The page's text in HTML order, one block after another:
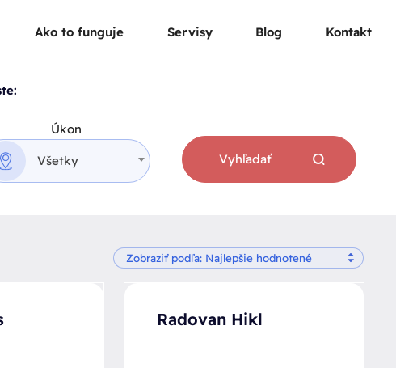
Ako to funguje Servisy Blog Kontakt
Úkon
Všetky Vyhľadať
Radovan Hikl